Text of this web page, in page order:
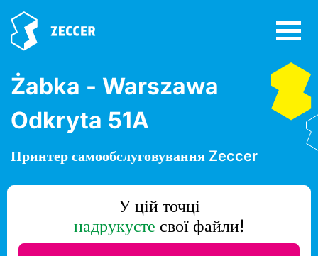
Żabka - Warszawa
Odkryta 51A
Принтер самообслуговування Zeccer
У цій точці
надрукуєте свої файли!